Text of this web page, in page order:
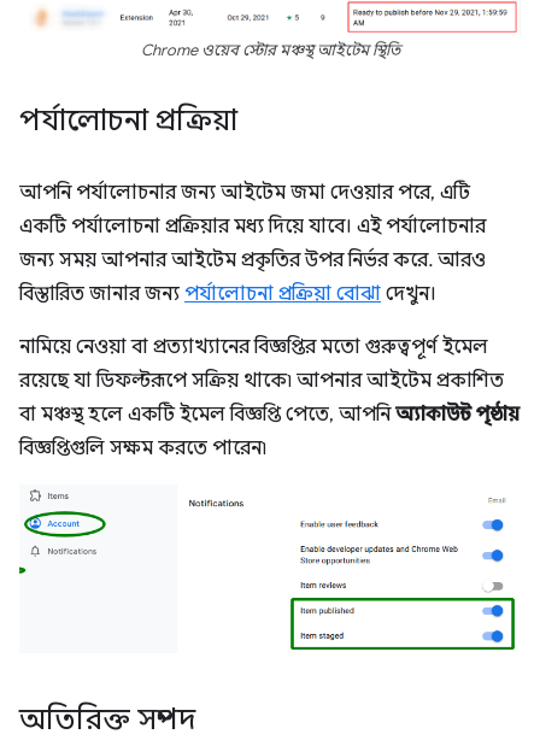
Chrome ওয়েব স্টোর মঞ্চস্থ আইটেম স্থিতি
পর্যালোচনা প্রক্রিয়া
আপনি পর্যালোচনার জন্য আইটেম জমা দেওয়ার পরে, এটি
একটি পর্যালোচনা প্রক্রিয়ার মধ্য দিয়ে যাবে। এই পর্যালোচনার
জন্য সময় আপনার আইটেম প্রকৃতির উপর নির্ভর করে. আরও
বিস্তারিত জানার জন্য পর্যালোচনা প্রক্রিয়া বোঝা দেখুন।
নামিয়ে নেওয়া বা প্রত্যাখ্যানের বিজ্ঞপ্তির মতো গুরুত্বপূর্ণ ইমেল
রয়েছে যা ডিফল্টরূপে সক্রিয় থাকে৷ আপনার আইটেম প্রকাশিত
বা মঞ্চস্থ হলে একটি ইমেল বিজ্ঞপ্তি পেতে, আপনিঅ্যাকাউন্ট পৃষ্ঠায়
বিজ্ঞপ্তিগুলি সক্ষম করতে পারেন৷
অতিরিক্ত সম্পদ